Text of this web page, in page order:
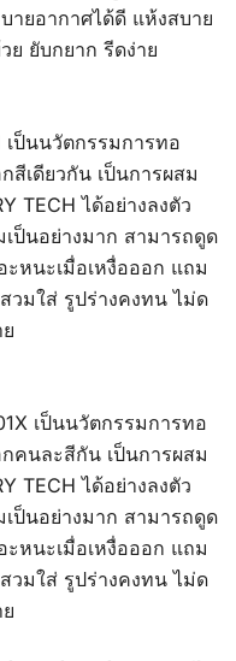
ายอากาศได้ดี แห้งสบาย
ย ยับกยาก รีดง่าย
เป็นนวัตกรรมการทอ
เดียวกัน เป็นการผสม
TECH ได้อย่างลงตัว
ป็นอย่างมาก สามารถดูด
หนะเมื่อเหงื่อออก แถม
วมใส่ รูปร่างคงทน ไม่ด
เป็นนวัตกรรมการทอ
คนละสีกัน เป็นการผสม
TECH ได้อย่างลงตัว
ป็นอย่างมาก สามารถดูด
หนะเมื่อเหงื่อออก แถม
วมใส่ รูปร่างคงทน ไม่ด